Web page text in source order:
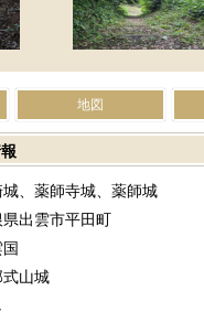
地図
城、薬師寺城、薬師城
出雲市平田町
山城